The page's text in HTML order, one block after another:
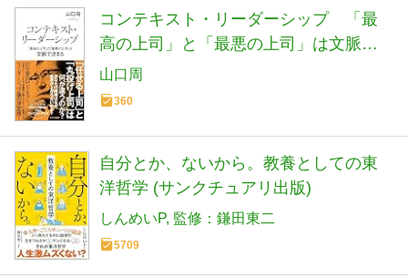
コンテキスト・リーダーシップ 「最
高の上司」と「最悪の上司」は文脈で
決まる (光文社新書 1406)
山口周
360
自分とか、ないから。教養としての東
洋哲学 (サンクチュアリ出版)
しんめいP 監修：鎌田東二
5709